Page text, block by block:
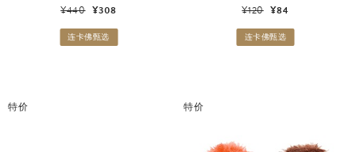
¥440 ¥308
连卡佛甄选
¥120 ¥84
连卡佛甄选
特价 特价